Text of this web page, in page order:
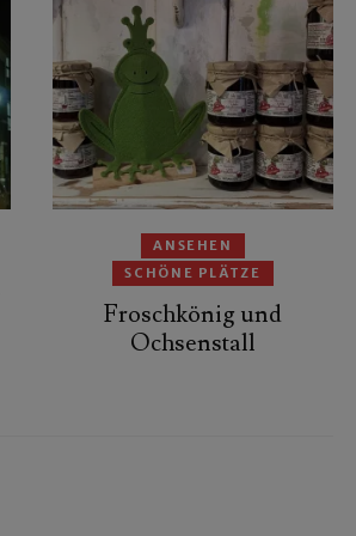
ANSEHEN
SCHÖNE PLÄTZE
Froschkönig und
Ochsenstall